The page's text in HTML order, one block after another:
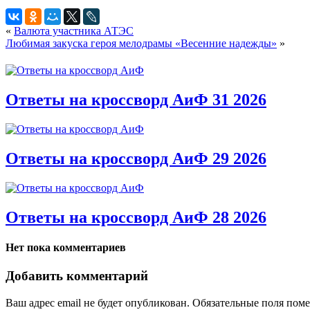
« Валюта участника АТЭС
Любимая закуска героя мелодрамы «Весенние надежды» »
Ответы на кроссворд АиФ 31 2026
Ответы на кроссворд АиФ 29 2026
Ответы на кроссворд АиФ 28 2026
Нет пока комментариев
Добавить комментарий
Ваш адрес email не будет опубликован. Обязательные поля